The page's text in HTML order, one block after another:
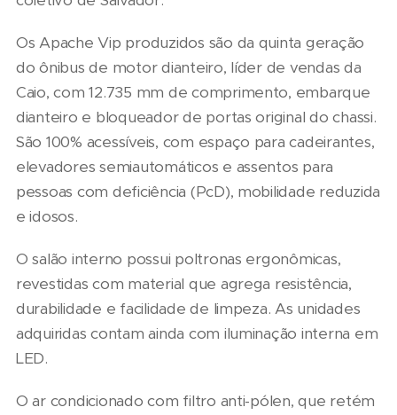
Os Apache Vip produzidos são da quinta geração
do ônibus de motor dianteiro, líder de vendas da
Caio, com 12.735 mm de comprimento, embarque
dianteiro e bloqueador de portas original do chassi.
São 100% acessíveis, com espaço para cadeirantes,
elevadores semiautomáticos e assentos para
pessoas com deficiência (PcD), mobilidade reduzida
e idosos.
O salão interno possui poltronas ergonômicas,
revestidas com material que agrega resistência,
durabilidade e facilidade de limpeza. As unidades
adquiridas contam ainda com iluminação interna em
LED.
O ar condicionado com filtro anti-pólen, que retém